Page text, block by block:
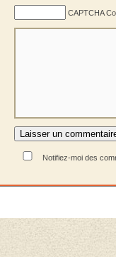
CAPTCHA
Notifiez-moi des